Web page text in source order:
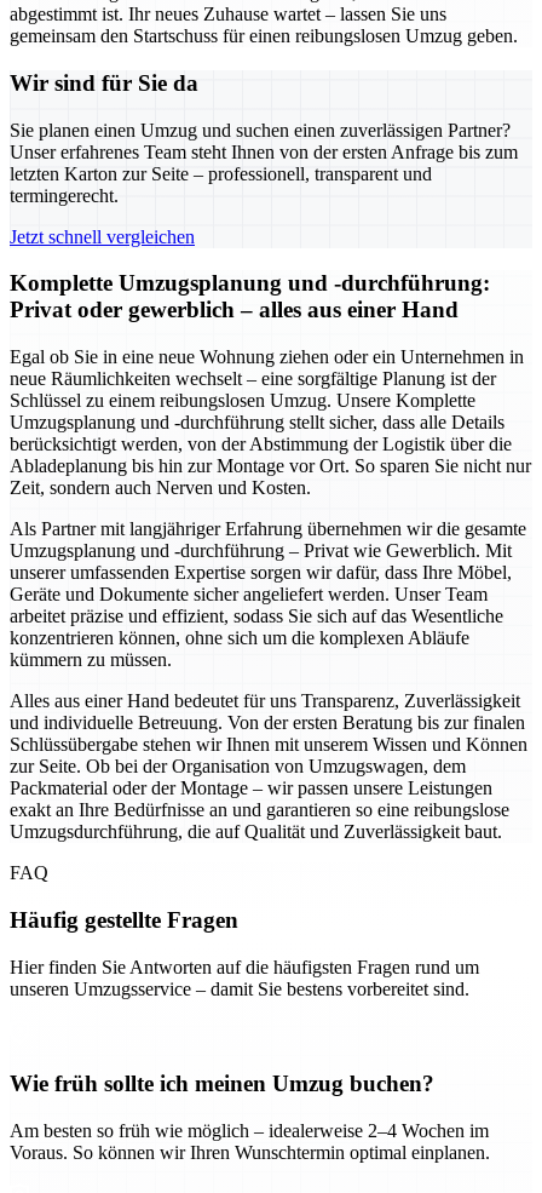
abgestimmt ist. Ihr neues Zuhause wartet – lassen Sie uns
gemeinsam den Startschuss für einen reibungslosen Umzug geben.
Wir sind für Sie da
Sie planen einen Umzug und suchen einen zuverlässigen Partner?
Unser erfahrenes Team steht Ihnen von der ersten Anfrage bis zum
letzten Karton zur Seite – professionell, transparent und
termingerecht.
Jetzt schnell vergleichen
Komplette Umzugsplanung und -durchführung:
Privat oder gewerblich – alles aus einer Hand
Egal ob Sie in eine neue Wohnung ziehen oder ein Unternehmen in
neue Räumlichkeiten wechselt – eine sorgfältige Planung ist der
Schlüssel zu einem reibungslosen Umzug. Unsere Komplette
Umzugsplanung und -durchführung stellt sicher, dass alle Details
berücksichtigt werden, von der Abstimmung der Logistik über die
Abladeplanung bis hin zur Montage vor Ort. So sparen Sie nicht nur
Zeit, sondern auch Nerven und Kosten.
Als Partner mit langjähriger Erfahrung übernehmen wir die gesamte
Umzugsplanung und -durchführung – Privat wie Gewerblich. Mit
unserer umfassenden Expertise sorgen wir dafür, dass Ihre Möbel,
Geräte und Dokumente sicher angeliefert werden. Unser Team
arbeitet präzise und effizient, sodass Sie sich auf das Wesentliche
konzentrieren können, ohne sich um die komplexen Abläufe
kümmern zu müssen.
Alles aus einer Hand bedeutet für uns Transparenz, Zuverlässigkeit
und individuelle Betreuung. Von der ersten Beratung bis zur finalen
Schlüssübergabe stehen wir Ihnen mit unserem Wissen und Können
zur Seite. Ob bei der Organisation von Umzugswagen, dem
Packmaterial oder der Montage – wir passen unsere Leistungen
exakt an Ihre Bedürfnisse an und garantieren so eine reibungslose
Umzugsdurchführung, die auf Qualität und Zuverlässigkeit baut.
FAQ
Häufig gestellte Fragen
Hier finden Sie Antworten auf die häufigsten Fragen rund um
unseren Umzugsservice – damit Sie bestens vorbereitet sind.
Wie früh sollte ich meinen Umzug buchen?
Am besten so früh wie möglich – idealerweise 2–4 Wochen im
Voraus. So können wir Ihren Wunschtermin optimal einplanen.